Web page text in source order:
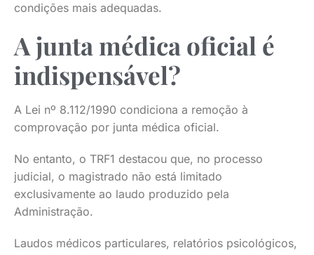
condições mais adequadas.
A junta médica oficial é
indispensável?
A Lei nº 8.112/1990 condiciona a remoção à
comprovação por junta médica oficial.
No entanto, o TRF1 destacou que, no processo
judicial, o magistrado não está limitado
exclusivamente ao laudo produzido pela
Administração.
Laudos médicos particulares, relatórios psicológicos,